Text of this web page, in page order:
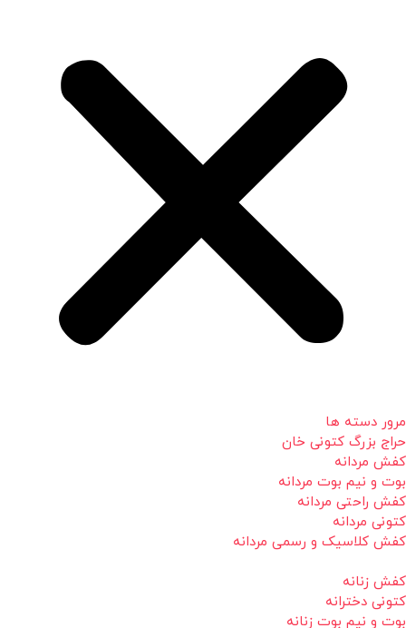
مرور دسته ها
حراج بزرگ کتونی خان
کفش مردانه
بوت و نیم بوت مردانه
کفش راحتی مردانه
کتونی مردانه
کفش کلاسیک و رسمی مردانه
کفش زنانه
کتونی دخترانه
بوت و نیم بوت زنانه